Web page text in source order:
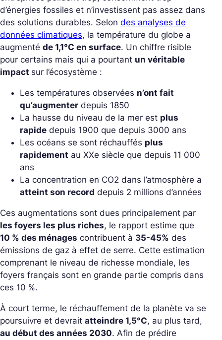
d’énergies fossiles et n’investissent pas assez dans
des solutions durables. Selon des analyses de
données climatiques, la température du globe a
augmenté de 1,1°C en surface. Un chiffre risible
pour certains mais qui a pourtant un véritable
impact sur l’écosystème :
Les températures observées n’ont fait
qu’augmenter depuis 1850
La hausse du niveau de la mer est plus
rapide depuis 1900 que depuis 3000 ans
Les océans se sont réchauffés plus
rapidement au XXe siècle que depuis 11 000
ans
La concentration en CO2 dans l’atmosphère a
atteint son record depuis 2 millions d’années
Ces augmentations sont dues principalement par
les foyers les plus riches, le rapport estime que
10 % des ménages contribuent à 35-45% des
émissions de gaz à effet de serre. Cette estimation
comprenant le niveau de richesse mondiale, les
foyers français sont en grande partie compris dans
ces 10 %.
À court terme, le réchauffement de la planète va se
poursuivre et devrait atteindre 1,5°C, au plus tard,
au début des années 2030. Afin de prédire